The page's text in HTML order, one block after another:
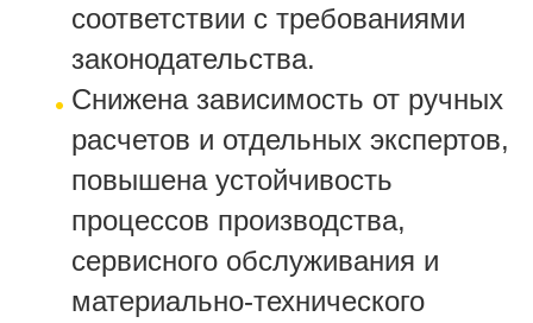
соответствии с требованиями
законодательства.
Снижена зависимость от ручных
расчетов и отдельных экспертов,
повышена устойчивость
процессов производства,
сервисного обслуживания и
материально-технического